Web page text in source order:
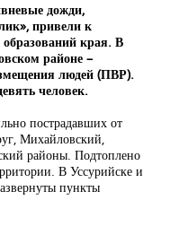
дожди,
привели к
края. В
районе –
людей (ПВР).
человек.
пострадавших от
Михайловский,
районы. Подтоплено
В Уссурийске и
пункты